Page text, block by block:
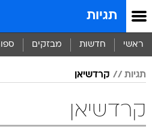
תגיות
ראשי חדשות מבזקים
תגיות קרדשיאן
קרדשיאן